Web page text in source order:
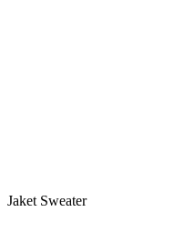
Jaket Sweater